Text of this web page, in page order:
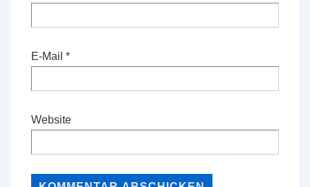
E-Mail *
Website